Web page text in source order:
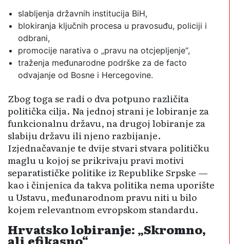
slabljenja državnih institucija BiH,
blokiranja ključnih procesa u pravosuđu, policiji i
odbrani,
promocije narativa o „pravu na otcjepljenje“,
traženja međunarodne podrške za de facto
odvajanje od Bosne i Hercegovine.
Zbog toga se radi o dva potpuno različita
politička cilja. Na jednoj strani je lobiranje za
funkcionalnu državu, na drugoj lobiranje za
slabiju državu ili njeno razbijanje.
Izjednačavanje te dvije stvari stvara političku
maglu u kojoj se prikrivaju pravi motivi
separatističke politike iz Republike Srpske —
kao i činjenica da takva politika nema uporište
u Ustavu, međunarodnom pravu niti u bilo
kojem relevantnom evropskom standardu.
Hrvatsko lobiranje: „Skromno,